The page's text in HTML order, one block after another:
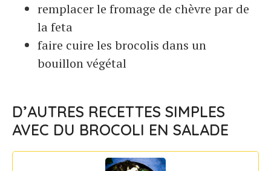
remplacer le fromage de chèvre par de
la feta
faire cuire les brocolis dans un
bouillon végétal
D’AUTRES RECETTES SIMPLES
AVEC DU BROCOLI EN SALADE